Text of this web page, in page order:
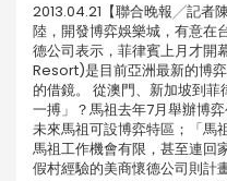
2013.04.21【聯合晚報╱記者
陸，開發博弈娛樂城，有意在
德公司表示，菲律賓上月才
Resort)是目前亞洲最新的博
的借鏡。 從澳門、新加坡到
一搏」？馬祖去年7月舉辦博
未來馬祖可設博弈特區；「馬
馬祖工作機會有限，甚至連回
假村經驗的美商懷德公司則計